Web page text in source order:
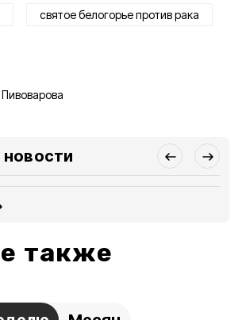
святое белогорье против рака
также